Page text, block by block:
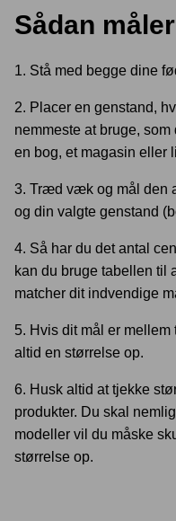
Sådan
1. Stå med begge dine
2. Placer en genstand,
nemmeste at bruge,
en bog, et magasin eller
3. Træd væk og mål den
og din valgte genstand
4. Så har du det antal
kan du bruge tabellen til
matcher dit indvendige
5. Hvis dit mål er
altid en størrelse op.
6. Husk altid at tjekke
produkter. Du skal
modeller vil du måske
størrelse op.